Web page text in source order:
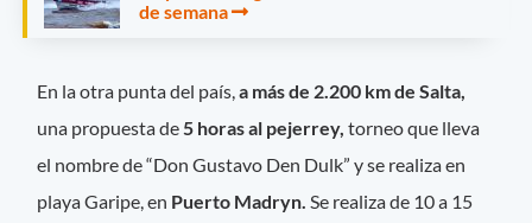
de semana
En la otra punta del país,a más de 2.200 km de Salta,
una propuesta de5 horas al pejerrey,torneo que lleva
el nombre de “Don Gustavo Den Dulk” y se realiza en
playa Garipe, en Puerto Madryn. Se realiza de 10 a 15